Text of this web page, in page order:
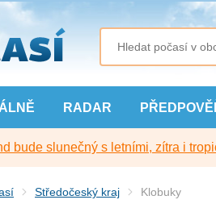
RADAR
bude slunečný s letními, zítra i
Středočeský kraj Klobuky